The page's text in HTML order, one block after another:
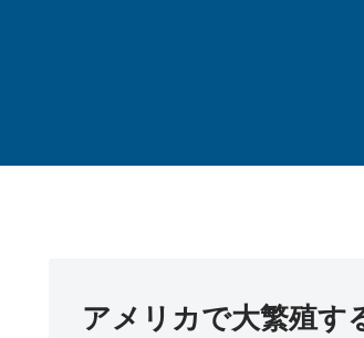
アメリカで大繁殖す